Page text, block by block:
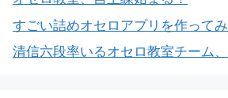
すごい詰めオセロアプリを作って
清信六段率いるオセロ教室チーム